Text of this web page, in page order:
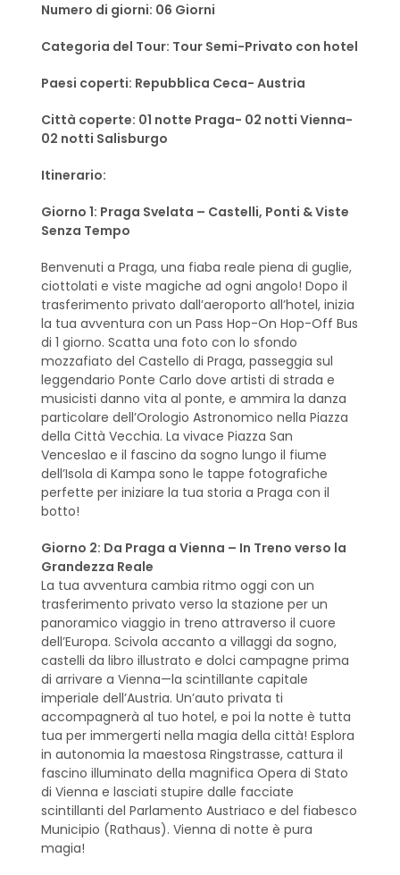
Numero di giorni: 06 Giorni
Categoria del Tour: Tour Semi-Privato con hotel
Paesi coperti: Repubblica Ceca- Austria
Città coperte: 01 notte Praga- 02 notti Vienna-
02 notti Salisburgo
Itinerario:
Giorno 1: Praga Svelata – Castelli, Ponti & Viste
Senza Tempo
Benvenuti a Praga, una fiaba reale piena di guglie,
ciottolati e viste magiche ad ogni angolo! Dopo il
trasferimento privato dall’aeroporto all’hotel, inizia
la tua avventura con un Pass Hop-On Hop-Off Bus
di 1 giorno. Scatta una foto con lo sfondo
mozzafiato del Castello di Praga, passeggia sul
leggendario Ponte Carlo dove artisti di strada e
musicisti danno vita al ponte, e ammira la danza
particolare dell’Orologio Astronomico nella Piazza
della Città Vecchia. La vivace Piazza San
Venceslao e il fascino da sogno lungo il fiume
dell’Isola di Kampa sono le tappe fotografiche
perfette per iniziare la tua storia a Praga con il
botto!
Giorno 2: Da Praga a Vienna – In Treno verso la
Grandezza Reale
La tua avventura cambia ritmo oggi con un
trasferimento privato verso la stazione per un
panoramico viaggio in treno attraverso il cuore
dell’Europa. Scivola accanto a villaggi da sogno,
castelli da libro illustrato e dolci campagne prima
di arrivare a Vienna—la scintillante capitale
imperiale dell’Austria. Un’auto privata ti
accompagnerà al tuo hotel, e poi la notte è tutta
tua per immergerti nella magia della città! Esplora
in autonomia la maestosa Ringstrasse, cattura il
fascino illuminato della magnifica Opera di Stato
di Vienna e lasciati stupire dalle facciate
scintillanti del Parlamento Austriaco e del fiabesco
Municipio (Rathaus). Vienna di notte è pura
magia!